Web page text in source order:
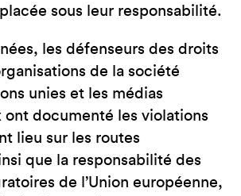
sous leur responsabilité.
les défenseurs des droits
de la société
unies et les médias
ont documenté les violations
lieu sur les routes
que la responsabilité des
de l’Union européenne,